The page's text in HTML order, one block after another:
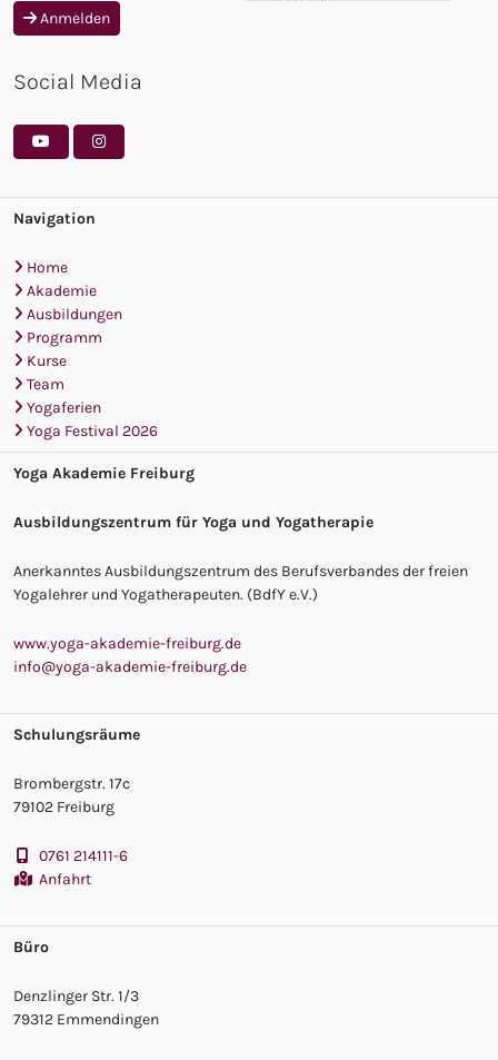
Anmelden
Social Media
Navigation
Home
Akademie
Ausbildungen
Programm
Kurse
Team
Yogaferien
Yoga Festival 2026
Yoga Akademie Freiburg
Ausbildungszentrum für Yoga und Yogatherapie
Anerkanntes Ausbildungszentrum des Berufsverbandes der freien
Yogalehrer und Yogatherapeuten. (BdfY e.V.)
www.yoga-akademie-freiburg.de
info@yoga-akademie-freiburg.de
Schulungsräume
Brombergstr. 17c
79102 Freiburg
0761 214111-6
Anfahrt
Büro
Denzlinger Str. 1/3
79312 Emmendingen